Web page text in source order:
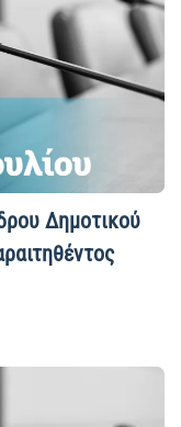
Δημοτικού